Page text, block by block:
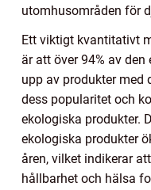
utomhusområden för
Ett viktigt kvantitativt
är att över 94% av
upp av produkter med
dess popularitet och
ekologiska produkter.
ekologiska produkter
åren, vilket indikerar
hållbarhet och hälsa